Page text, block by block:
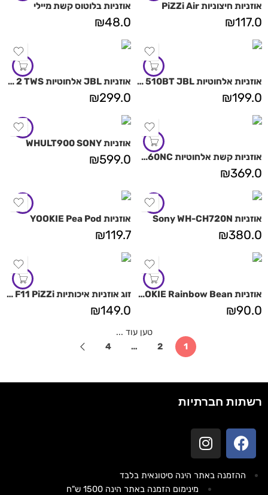
אוזניות חיצוניות PiZZi Air
₪117.0
אוזניות בלוטוס קשת מיילי
₪48.0
אוזניות אלחוטיות Tune 510BT JBL
₪199.0
אוזניות JBL אלחוטיות Vibe Flex 2 TWS
₪299.0
אוזניות קשת אלחוטיות JBL Tune 760NC
₪369.0
אוזניות WHULT900 SONY
₪599.0
אוזניות Sony WH-CH720N
₪380.0
אוזניות YOOKIE Pea Pod
₪119.7
אוזניות YOOKIE Rainbow Bean
₪90.0
זוג אוזניות איכותיות EarBuds F11 PiZZi
₪149.0
טען עוד ...
1
2
…
4
רשתות חברתיות
ההזמנה באתר הינה סיטונאית בלבד
מינימום הזמנה באתר הינה 1500 ש"ח